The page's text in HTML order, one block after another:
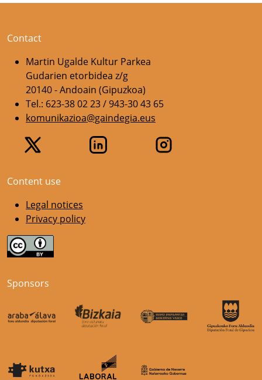
Contact
Martin Ugalde Kultur Parkea
Gudarien etorbidea z/g
20140 - Andoain (Gipuzkoa)
Tel.: 623-38 02 23 / 943-30 43 65
komunikazioa@gaindegia.eus
Content use
Legal notices
Privacy policy
Sponsors